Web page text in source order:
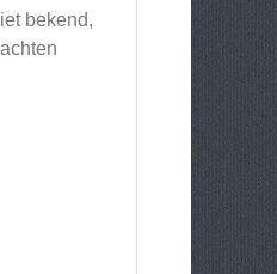
bekend,